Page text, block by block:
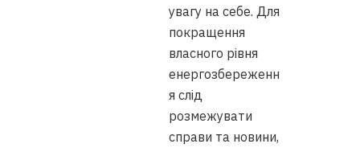
увагу на себе. Для
покращення
власного рівня
енергозбереженн
я слід
розмежувати
справи та новини,